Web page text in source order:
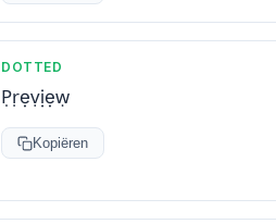
DOTTED
P̣ṛẹṿịẹẉ
Kopiëren